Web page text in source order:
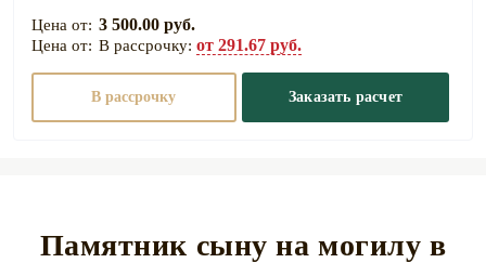
3 500.00 руб.
В рассрочку: от 291.67 руб.
В рассрочку Заказать расчет
Памятник сыну на могилу в